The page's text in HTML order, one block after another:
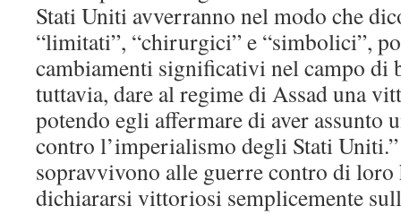
Stati Uniti avverranno nel modo che
“limitati”, “chirurgici” e “simbolici”,
cambiamenti significativi nel campo di
tuttavia, dare al regime di Assad una
potendo egli affermare di aver assunto
contro l’imperialismo degli Stati
sopravvivono alle guerre contro di loro
dichiararsi vittoriosi semplicemente